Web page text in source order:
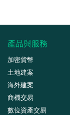
產品與服務
加密貨幣
土地建案
海外建案
商機交易
數位資產交易